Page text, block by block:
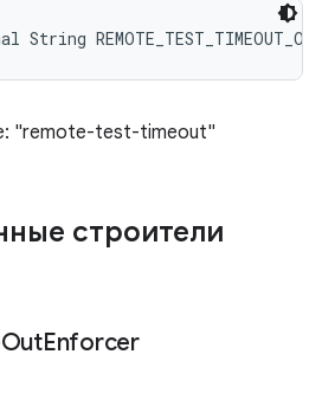
"remote-test-timeout"
строители
OutEnforcer